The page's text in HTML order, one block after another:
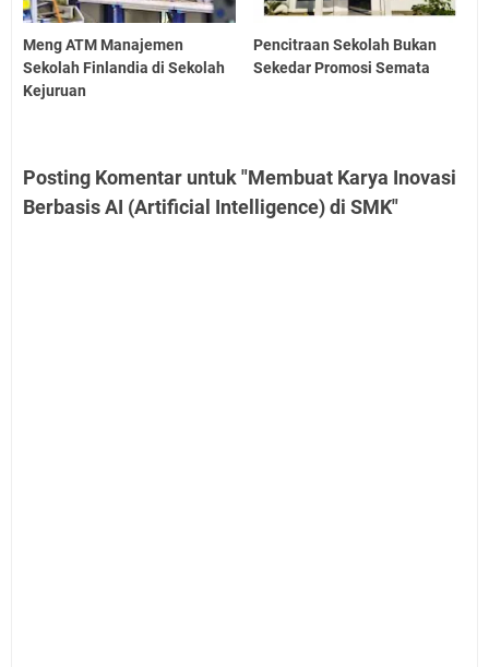
Meng ATM Manajemen
Sekolah Finlandia di Sekolah
Kejuruan
Pencitraan Sekolah Bukan
Sekedar Promosi Semata
Posting Komentar untuk "Membuat Karya Inovasi
Berbasis AI (Artificial Intelligence) di SMK"